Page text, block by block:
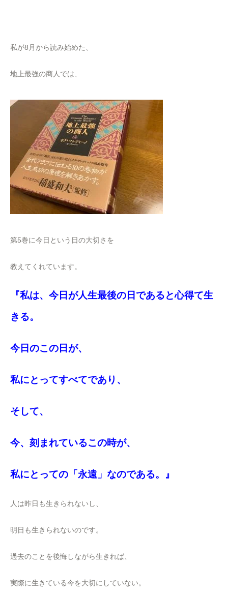
私が8月から読み始めた、
地上最強の商人では、
第5巻に今日という日の大切さを
教えてくれています。
『私は、今日が人生最後の日であると心得て生
きる。
今日のこの日が、
私にとってすべてであり、
そして、
今、刻まれているこの時が、
私にとっての「永遠」なのである。』
人は昨日も生きられないし、
明日も生きられないのです。
過去のことを後悔しながら生きれば、
実際に生きている今を大切にしていない。